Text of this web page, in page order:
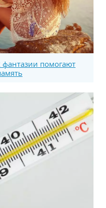
фантазии помогают